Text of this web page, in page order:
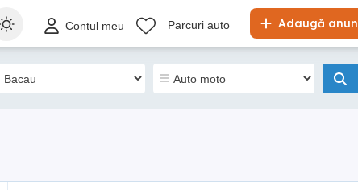
Adaugă
Contul meu Parcuri auto
Sortează